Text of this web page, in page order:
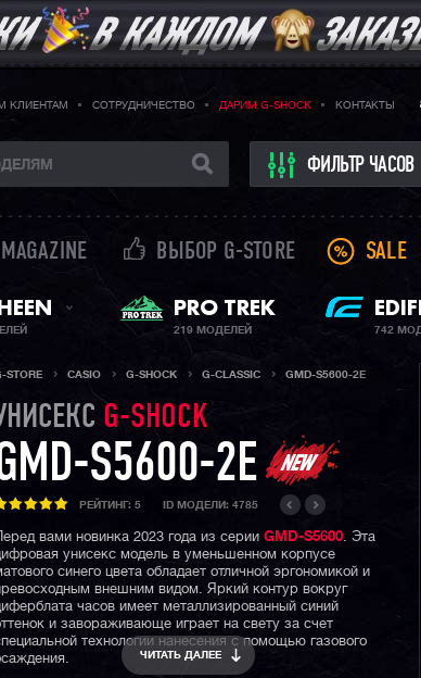
КЛИЕНТАМ СОТРУДНИЧЕСТВО ДАРИМ G-SHOCK КОНТАКТЫ
ФИЛЬТР ЧАСОВ
ВЫБОР G-STORE SALE
PRO TREK
219 МОДЕЛЕЙ 742
STORE CASIO G-SHOCK G-CLASSIC GMD-S5600-2E
G-SHOCK
S5600-2E
РЕЙТИНГ: 5 ID МОДЕЛИ: 4785
Перед вами новинка 2023 года из серии GMD-S5600. Эта
унисекс модель в уменьшенном корпусе
синего цвета обладает отличной эргономикой и
внешним видом. Яркий контур вокруг
часов имеет металлизированный синий
и завораживающе играет на свету за счет
технологии нанесения с помощью газового
ЧИТАТЬ ДАЛЕЕ